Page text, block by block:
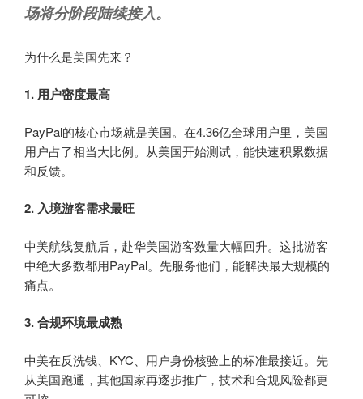
场将分阶段陆续接入。
为什么是美国先来？
1. 用户密度最高
PayPal的核心市场就是美国。在4.36亿全球用户里，美国
用户占了相当大比例。从美国开始测试，能快速积累数据
和反馈。
2. 入境游客需求最旺
中美航线复航后，赴华美国游客数量大幅回升。这批游客
中绝大多数都用PayPal。先服务他们，能解决最大规模的
痛点。
3. 合规环境最成熟
中美在反洗钱、KYC、用户身份核验上的标准最接近。先
从美国跑通，其他国家再逐步推广，技术和合规风险都更